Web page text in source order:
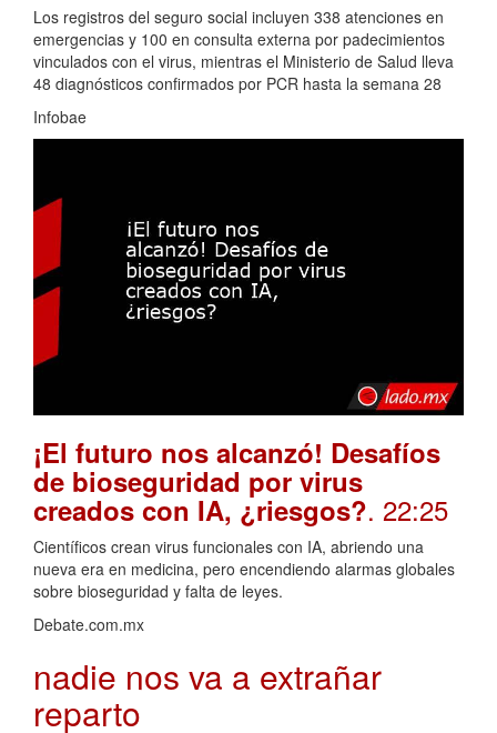
Los registros del seguro social incluyen 338 atenciones en
emergencias y 100 en consulta externa por padecimientos
vinculados con el virus, mientras el Ministerio de Salud lleva
48 diagnósticos confirmados por PCR hasta la semana 28
Infobae
¡El futuro nos alcanzó! Desafíos
de bioseguridad por virus
creados con IA, ¿riesgos?. 22:25
Científicos crean virus funcionales con IA, abriendo una
nueva era en medicina, pero encendiendo alarmas globales
sobre bioseguridad y falta de leyes.
Debate.com.mx
nadie nos va a extrañar
reparto